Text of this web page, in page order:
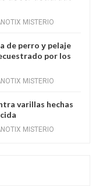
MISTERIO
de perro у pelaje
por los
MISTERIO
varillas hechas
MISTERIO